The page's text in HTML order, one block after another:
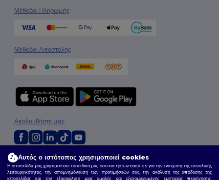
Μέθοδοι Πληρωμής
Μέθοδοι Αποστολής
2026. Όλα τα Δικαιώματα Διατηρούνται
Όροι & Προϋποθέσεις| Πολιτική Απορρήτου |Πολιτική για τα Cookies| Site Map
Ακολουθήστε μας
Αυτός ο ιστότοπος χρησιμοποιεί cookies
Η ιστοσελίδα μας χρησιμοποιεί τόσο δικά μας όσο και τρίτων cookies για την ενίσχυση της συνολικής
λειτουργικότητας, την απομνημόνευση των προτιμήσεών σας, την ανάλυση της απόδοσης της
ιστοσελίδας και την εξασφάλιση μιας ομαλής και εξατομικευμένης εμπειρίας περιήγησης,